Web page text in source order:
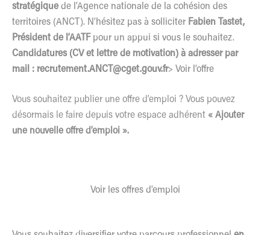
stratégique de l’Agence nationale de la cohésion des
territoires (ANCT). N’hésitez pas à solliciter Fabien Tastet,
Président de l’AATF pour un appui si vous le souhaitez.
Candidatures (CV et lettre de motivation) à adresser par
mail : recrutement.ANCT@cget.gouv.fr> Voir l’offre
Vous souhaitez publier une offre d’emploi ? Vous pouvez
désormais le faire depuis votre espace adhérent « Ajouter
une nouvelle offre d’emploi ».
Voir les offres d’emploi